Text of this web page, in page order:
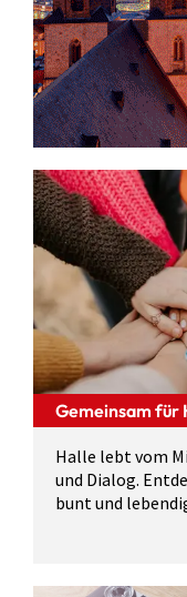
Gemeinsam für
Halle lebt vom
und Dialog.
bunt und